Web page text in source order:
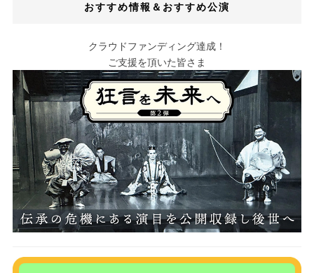
おすすめ情報＆おすすめ公演
クラウドファンディング達成！
ご支援を頂いた皆さま